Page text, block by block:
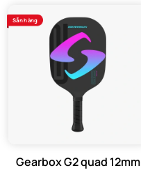
Sẵn hàng
Gearbox G2 quad 12mm